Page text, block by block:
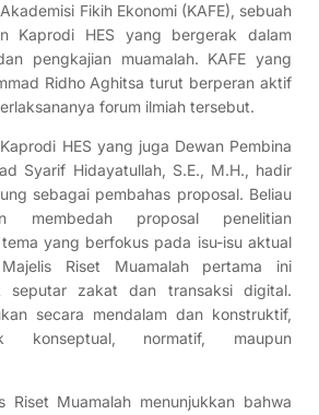
Fikih Ekonomi (KAFE), sebuah
Kaprodi HES yang bergerak dalam
pengkajian muamalah. KAFE yang
Ridho Aghitsa turut berperan aktif
forum ilmiah tersebut.
HES yang juga Dewan Pembina
Syarif Hidayatullah, S.E., M.H., hadir
sebagai pembahas proposal. Beliau
membedah proposal penelitian
yang berfokus pada isu-isu aktual
Riset Muamalah pertama ini
seputar zakat dan transaksi digital.
secara mendalam dan konstruktif,
konseptual, normatif, maupun
Riset Muamalah menunjukkan bahwa